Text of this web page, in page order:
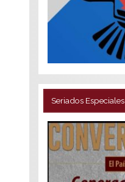
Seriados Especiales